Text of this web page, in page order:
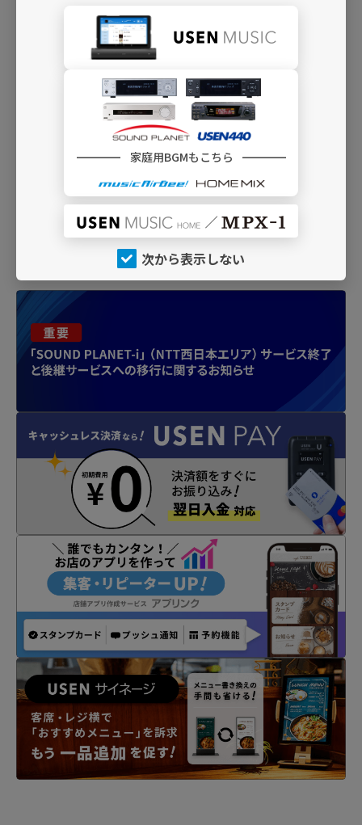
ック・アレンジで
I10 カジュアル J-POPインスト
親しみのあるJ-POPヒット曲をイージーリス
ニング・アレンジで
ラヴバラード J-POP
送りします
家庭用BGMもこちら
次から表示しない